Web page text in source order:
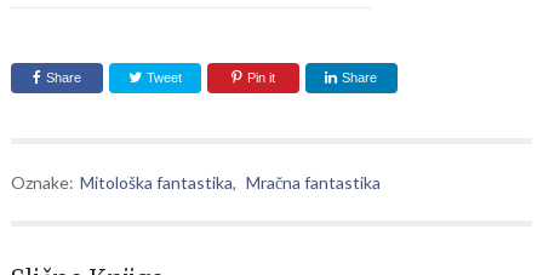
Share Tweet Pin it Share
Oznake: Mitološka fantastika, Mračna fantastika